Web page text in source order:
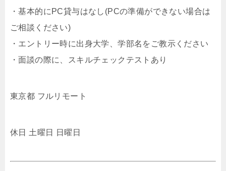
・基本的にPC貸与はなし(PCの準備ができない場合は
ご相談ください)
・エントリー時に出身大学、学部名をご教示ください
・面談の際に、スキルチェックテストあり
東京都 フルリモート
休日 土曜日 日曜日